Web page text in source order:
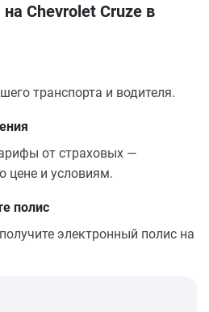
Chevrolet Cruze в
транспорта и водителя.
от страховых —
цене и условиям.
полис
электронный полис на